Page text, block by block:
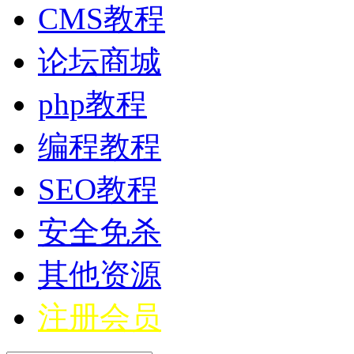
CMS教程
论坛商城
php教程
编程教程
SEO教程
安全免杀
其他资源
注册会员